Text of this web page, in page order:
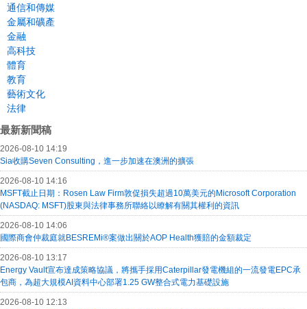
通信和傳媒
金屬和礦產
金融
高科技
體育
教育
藝術文化
法律
最新新聞稿
2026-08-10 14:19
Sia收購Seven Consulting，進一步加速在澳洲的擴張
2026-08-10 14:16
MSFT截止日期：Rosen Law Firm敦促損失超過10萬美元的Microsoft Corporation
(NASDAQ: MSFT)股東與法律事務所聯絡以瞭解有關其權利的資訊
2026-08-10 14:06
國際商會仲裁庭就BESREMi®案做出關於AOP Health獲賠的金額裁定
2026-08-10 13:17
Energy Vault宣布達成策略協議，將攜手採用Caterpillar發電機組的一流發電EPC承
包商，為超大規模AI資料中心部署1.25 GW整合式電力基礎設施
2026-08-10 12:13